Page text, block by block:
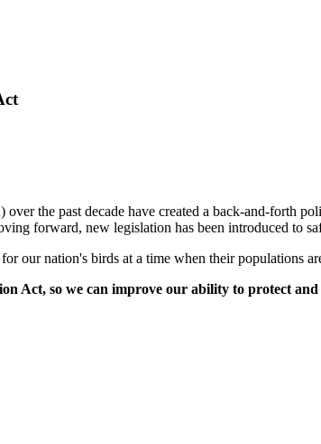
the past decade have created a back-and-forth
forward, new legislation has been introduced to
our nation's birds at a time when their populations
Act, so we can improve our ability to protect and